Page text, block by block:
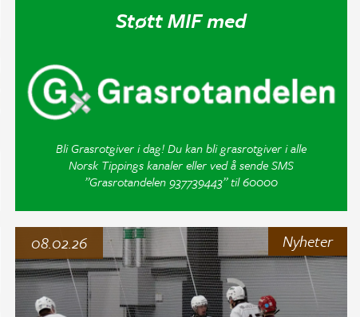
Støtt MIF med
Bli Grasrotgiver i dag! Du kan bli grasrotgiver i alle
Norsk Tippings kanaler eller ved å sende SMS
”Grasrotandelen 937739443” til 60000
Nyheter
08.02.26